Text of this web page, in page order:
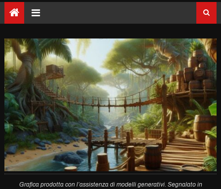
Grafica prodotta con l’assistenza di modelli generativi. Segnalato in